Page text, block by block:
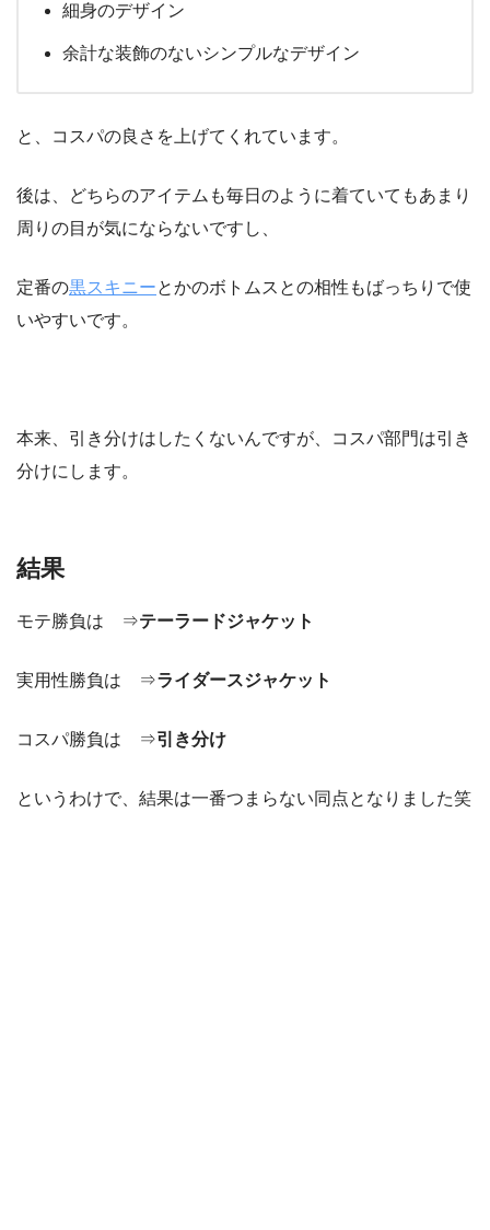
細身のデザイン
余計な装飾のないシンプルなデザイン
と、コスパの良さを上げてくれています。
後は、どちらのアイテムも毎日のように着ていてもあまり
周りの目が気にならないですし、
定番の黒スキニーとかのボトムスとの相性もばっちりで使
いやすいです。
本来、引き分けはしたくないんですが、コスパ部門は引き
分けにします。
結果
モテ勝負は ⇒テーラードジャケット
実用性勝負は ⇒ライダースジャケット
コスパ勝負は ⇒引き分け
というわけで、結果は一番つまらない同点となりました笑